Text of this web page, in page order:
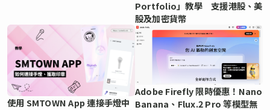
Portfolio」教學 支援港股、美
股及加密貨幣
使用 SMTOWN App 連接手燈中
Adobe Firefly 限時優惠！Nano
Banana、Flux.2 Pro 等模型無